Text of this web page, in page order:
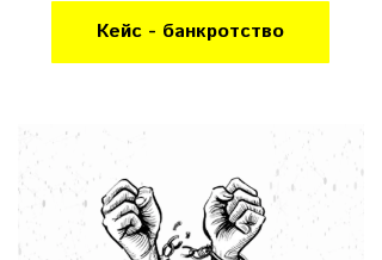
Кейс - банкротство